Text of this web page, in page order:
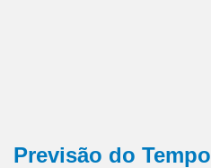
Previsão do Tempo